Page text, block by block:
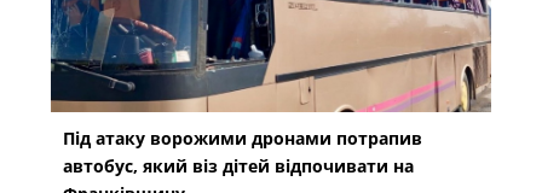
Під атаку ворожими дронами потрапив
автобус, який віз дітей відпочивати на